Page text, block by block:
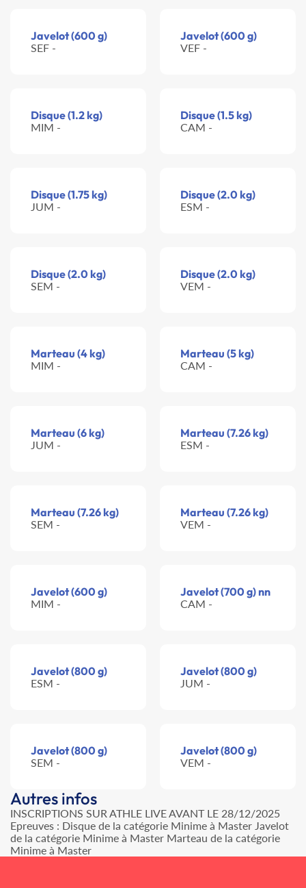
Javelot (600 g)
SEF -
Javelot (600 g)
VEF -
Disque (1.2 kg)
MIM -
Disque (1.5 kg)
CAM -
Disque (1.75 kg)
JUM -
Disque (2.0 kg)
ESM -
Disque (2.0 kg)
SEM -
Disque (2.0 kg)
VEM -
Marteau (4 kg)
MIM -
Marteau (5 kg)
CAM -
Marteau (6 kg)
JUM -
Marteau (7.26 kg)
ESM -
Marteau (7.26 kg)
SEM -
Marteau (7.26 kg)
VEM -
Javelot (600 g)
MIM -
Javelot (700 g) nn
CAM -
Javelot (800 g)
ESM -
Javelot (800 g)
JUM -
Javelot (800 g)
SEM -
Javelot (800 g)
VEM -
Autres infos
INSCRIPTIONS SUR ATHLE LIVE AVANT LE 28/12/2025
Epreuves : Disque de la catégorie Minime à Master Javelot
de la catégorie Minime à Master Marteau de la catégorie
Minime à Master